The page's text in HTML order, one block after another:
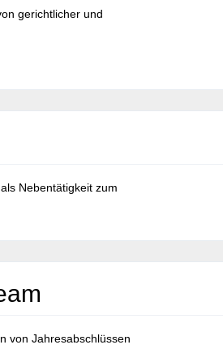
gerichtlicher und
Nebentätigkeit zum
von Jahresabschlüssen